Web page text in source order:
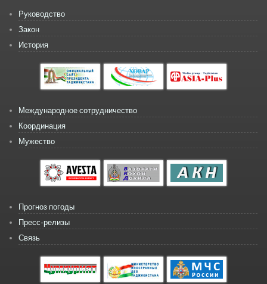
Руководство
Закон
История
Международное сотрудничество
Координация
Мужество
Прогноз погоды
Пресс-релизы
Связь